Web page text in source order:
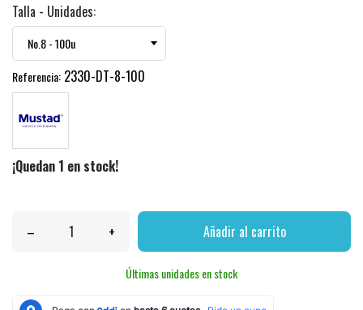
Talla - Unidades:
Referencia: 2330-DT-8-100
¡Quedan 1 en stock!
– + Añadir al carrito
Últimas unidades en stock